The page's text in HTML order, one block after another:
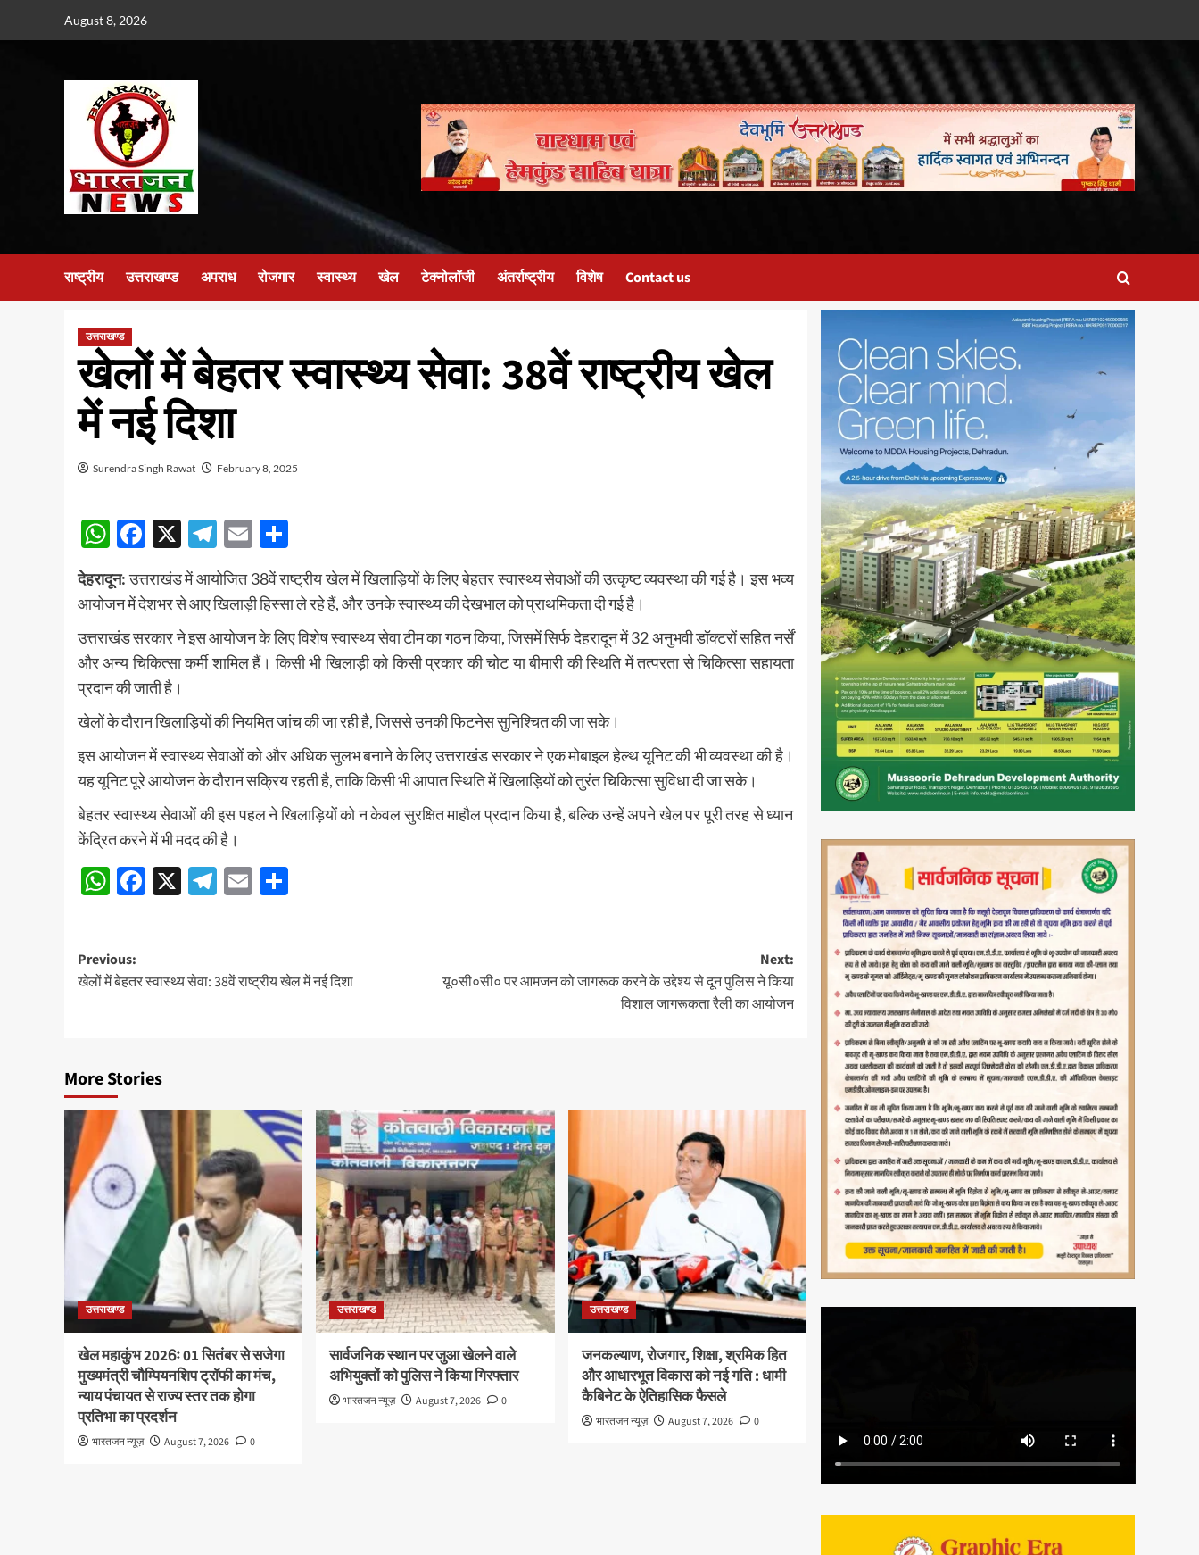
August 8, 2026
राष्ट्रीय उत्तराखण्ड अपराध रोजगार स्वास्थ्य खेल टेक्नोलॉजी अंतर्राष्ट्रीय विशेष Contact us
उत्तराखण्ड
खेलों में बेहतर स्वास्थ्य सेवा: 38वें राष्ट्रीय खेल
में नई दिशा
Surendra Singh Rawat February 8, 2025
WhatsApp
Facebook
X Telegram
Email
देहरादून:उत्तराखंड में आयोजित 38वें राष्ट्रीय खेल में खिलाड़ियों के लिए बेहतर स्वास्थ्य सेवाओं की उत्कृष्ट व्यवस्था की गई है। इस भव्य
आयोजन में देशभर से आए खिलाड़ी हिस्सा ले रहे हैं, और उनके स्वास्थ्य की देखभाल को प्राथमिकता दी गई है।
उत्तराखंड सरकार ने इस आयोजन के लिए विशेष स्वास्थ्य सेवा टीम का गठन किया, जिसमें सिर्फ देहरादून में 32 अनुभवी डॉक्टरों सहित नर्सें
और अन्य चिकित्सा कर्मी शामिल हैं। किसी भी खिलाड़ी को किसी प्रकार की चोट या बीमारी की स्थिति में तत्परता से चिकित्सा सहायता
प्रदान की जाती है।
खेलों के दौरान खिलाड़ियों की नियमित जांच की जा रही है, जिससे उनकी फिटनेस सुनिश्चित की जा सके।
इस आयोजन में स्वास्थ्य सेवाओं को और अधिक सुलभ बनाने के लिए उत्तराखंड सरकार ने एक मोबाइल हेल्थ यूनिट की भी व्यवस्था की है।
यह यूनिट पूरे आयोजन के दौरान सक्रिय रहती है, ताकि किसी भी आपात स्थिति में खिलाड़ियों को तुरंत चिकित्सा सुविधा दी जा सके।
बेहतर स्वास्थ्य सेवाओं की इस पहल ने खिलाड़ियों को न केवल सुरक्षित माहौल प्रदान किया है, बल्कि उन्हें अपने खेल पर पूरी तरह से ध्यान
केंद्रित करने में भी मदद की है।
WhatsApp
Facebook
X Telegram
Email
Post
navigation
Previous:
खेलों में बेहतर स्वास्थ्य सेवा: 38वें राष्ट्रीय खेल में नई दिशा
Next:
यू०सी०सी० पर आमजन को जागरूक करने के उद्देश्य से दून पुलिस ने किया
विशाल जागरूकता रैली का आयोजन
More Stories
उत्तराखण्ड
खेल महाकुंभ 2026ः 01 सितंबर से सजेगा
मुख्यमंत्री चौम्पियनशिप ट्रॉफी का मंच,
न्याय पंचायत से राज्य स्तर तक होगा
प्रतिभा का प्रदर्शन
भारतजन न्यूज़ August 7, 2026 0
उत्तराखण्ड
सार्वजनिक स्थान पर जुआ खेलने वाले
अभियुक्तों को पुलिस ने किया गिरफ्तार
भारतजन न्यूज़ August 7, 2026 0
उत्तराखण्ड
जनकल्याण, रोजगार, शिक्षा, श्रमिक हित
और आधारभूत विकास को नई गति : धामी
कैबिनेट के ऐतिहासिक फैसले
भारतजन न्यूज़ August 7, 2026 0